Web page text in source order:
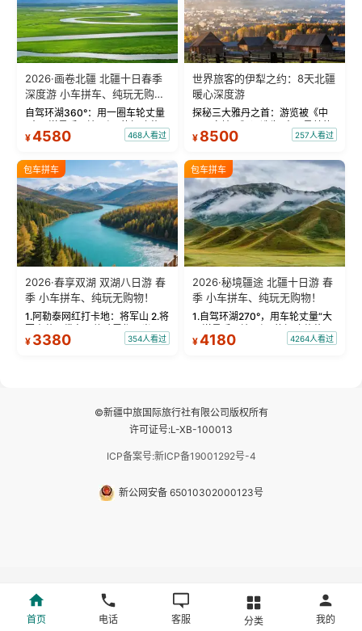
2026·画卷北疆 北疆十日春季
深度游 小车拼车、纯玩无购
物！
自驾环湖360°：用一圈车轮丈量
“大西洋最后一滴眼泪”的极致蔚
蓝。 赛湖旅拍：甄选多款风格服
绝美瞬间。 赛湖坦克300跟车视
频：专业摄影师...
¥4580 468人看过
世界旅客的伊犁之约：8天北疆
暖心深度游
探秘三大雅丹之首：游览被《中
国国家地理》评选为“中国最美的
三大雅丹”第一名的克拉玛依魔鬼
瓦人最大村落——禾木村，欣赏
晨雾与小木...
¥ 8500 257人看过
包车拼车
2026·春享双湖 双湖八日游 春
季 小车拼车、纯玩无购物！
1.阿勒泰网红打卡地：将军山 2.将
军山落日缆车，体验雪都风光 3.
将军山，夕阳派对，蹦迪party 4.
¥ 3380 354人看过
包车拼车
2026·秘境疆途 北疆十日游 春
季 小车拼车、纯玩无购物！
1.自驾环湖270°，用车轮丈量“大
西洋最后一滴眼泪”的极致蔚蓝，
让雪山、花海与深邃湖水在转弯
¥4180 4264人看过
©新疆中旅国际旅行社有限公司版权所有
许可证号:L-XB-100013
ICP备案号:新ICP备19001292号-4
新公网安备 65010302000123号
首页 电话 客服 分类 我的